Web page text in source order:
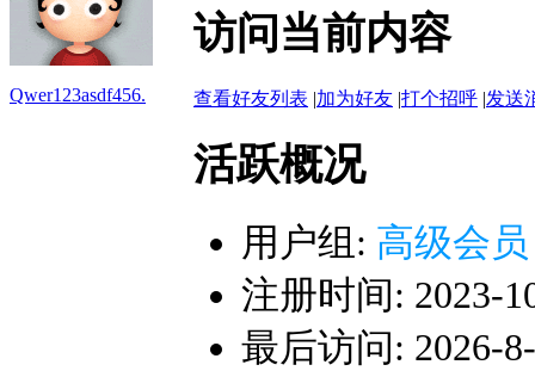
Qwer123asdf456.
访问当前内容
查看好友列表 |加为好友 |打个招呼 |发送
活跃概况
用户组: 高级会员
注册时间: 2023-
最后访问: 2026-